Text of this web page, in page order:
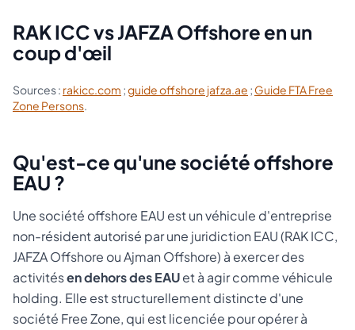
RAK ICC vs JAFZA Offshore en un
coup d'œil
Sources : rakicc.com ;guide offshore jafza.ae ; Guide FTA Free
Zone Persons.
Qu'est-ce qu'une société offshore
EAU ?
Une société offshore EAU est un véhicule d'entreprise
non-résident autorisé par une juridiction EAU (RAK ICC,
JAFZA Offshore ou Ajman Offshore) à exercer des
activitésen dehors des EAUet à agir comme véhicule
holding. Elle est structurellement distincte d'une
société Free Zone, qui est licenciée pour opérer à